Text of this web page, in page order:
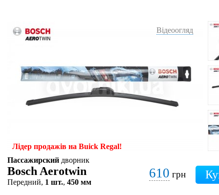
Відеоогляд
Лідер продажів на Buick Regal!
Пассажирский дворник
Bosch Aerotwin
Передний, 1 шт., 450 мм
610 грн